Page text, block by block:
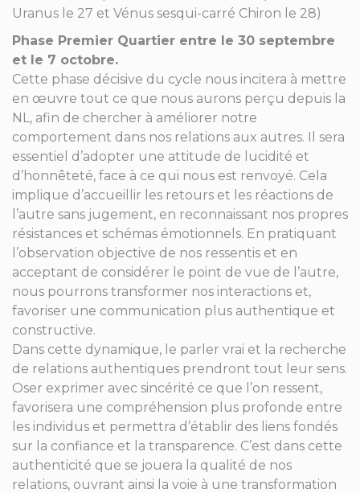
Uranus le 27 et Vénus sesqui-carré Chiron le 28)
Phase Premier Quartier entre le 30 septembre
et le 7 octobre.
Cette phase décisive du cycle nous incitera à mettre
en œuvre tout ce que nous aurons perçu depuis la
NL, afin de chercher à améliorer notre
comportement dans nos relations aux autres. Il sera
essentiel d’adopter une attitude de lucidité et
d’honnêteté, face à ce qui nous est renvoyé. Cela
implique d’accueillir les retours et les réactions de
l’autre sans jugement, en reconnaissant nos propres
résistances et schémas émotionnels. En pratiquant
l’observation objective de nos ressentis et en
acceptant de considérer le point de vue de l’autre,
nous pourrons transformer nos interactions et,
favoriser une communication plus authentique et
constructive.
Dans cette dynamique, le parler vrai et la recherche
de relations authentiques prendront tout leur sens.
Oser exprimer avec sincérité ce que l’on ressent,
favorisera une compréhension plus profonde entre
les individus et permettra d’établir des liens fondés
sur la confiance et la transparence. C’est dans cette
authenticité que se jouera la qualité de nos
relations, ouvrant ainsi la voie à une transformation